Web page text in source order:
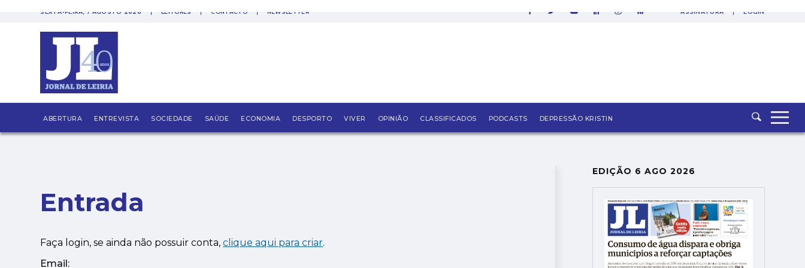
SAIR
SEXTA-FEIRA, 7 AGOSTO 2026 LEITORES CONTACTO NEWSLETTER ASSINATURA LOGIN
ABERTURA ENTREVISTA SOCIEDADE SAÚDE ECONOMIA DESPORTO VIVER OPINIÃO CLASSIFICADOS PODCASTS DEPRESSÃO KRISTIN
Entrada
Faça login, se ainda não possuir conta,clique aqui para criar.
Email:
EDIÇÃO 6 AGO 2026